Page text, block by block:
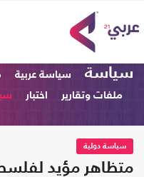
سياسة سياسة عربية
ملفات وتقارير
اختبار
سياسة دولية
متظاهر مؤيد